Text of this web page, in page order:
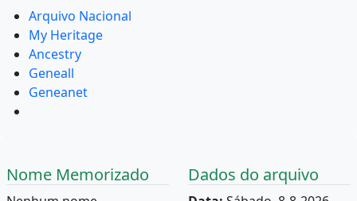
Arquivo Nacional
My Heritage
Ancestry
Geneall
Geneanet
Nome Memorizado Dados do arquivo